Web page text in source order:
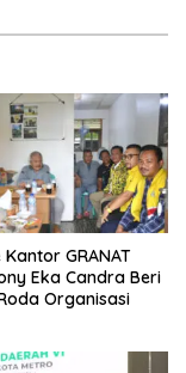
GRANAT
Eka Candra Beri
Organisasi